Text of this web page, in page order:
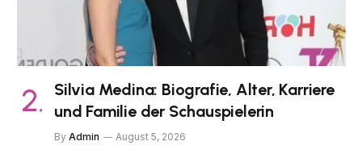
Silvia Medina: Biografie, Alter, Karriere
und Familie der Schauspielerin
By Admin August 5, 2026